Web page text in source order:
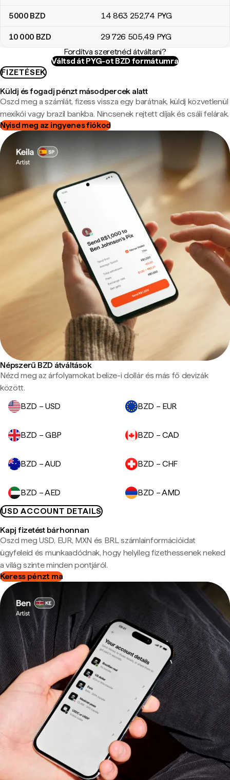
5000 BZD 14 863 252,74 PYG
10 000 BZD 29 726 505,49 PYG
Fordítva szeretnéd átváltani?
Váltsd át PYG-ot BZD formátumra
FIZETÉSEK
Küldj és fogadj pénzt másodpercek alatt
Oszd meg a számlát, fizess vissza egy barátnak, küldj közvetlenül
mexikói vagy brazil bankba. Nincsenek rejtett díjak és csáli felárak.
Nyisd meg az ingyenes fiókod
Népszerű BZD átváltások
Nézd meg az árfolyamokat belize-i dollár és más fő devizák
között.
BZD – USD
BZD – EUR
BZD – GBP BZD – CAD
BZD – AUD BZD – CHF
BZD – AED
BZD – AMD
USD ACCOUNT DETAILS
Kapj fizetést bárhonnan
Oszd meg USD, EUR, MXN és BRL számlainformációidat
ügyfeleid és munkaadódnak, hogy helyileg fizethessenek neked
a világ szinte minden pontjáról.
Keress pénzt ma